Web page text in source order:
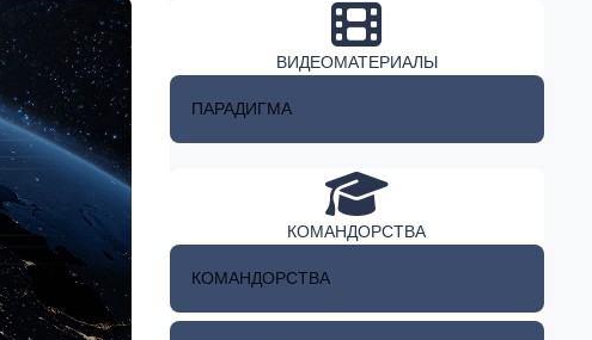
ВИДЕОМАТЕРИАЛЫ
ПАРАДИГМА
КОМАНДОРСТВА
КОМАНДОРСТВА